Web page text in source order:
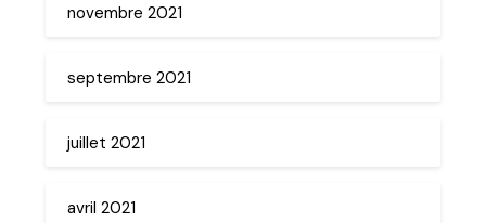
novembre 2021
septembre 2021
juillet 2021
avril 2021